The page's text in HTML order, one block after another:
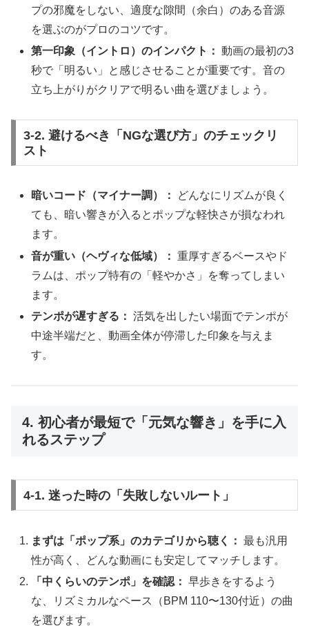
プの邪魔をしない、適度な隙間（余白）のある音源
を選ぶのがプロのコツです。
第一印象（イントロ）のインパクト： 動画の最初の3
秒で「明るい」と感じさせることが重要です。音の
立ち上がりがクリアで明るい曲を選びましょう。
3-2. 避けるべき「NGな選び方」のチェックリ
スト
暗いコード（マイナー調）：
どんなにリズムが良く
ても、暗い響きが入るとポップな軽快さが損なわれ
ます。
音が重い（ヘヴィな低域）： 重厚すぎるベースやド
ラムは、ポップ特有の「軽やかさ」を奪ってしまい
ます。
テンポが遅すぎる： 活気を出したい場面でテンポが
中途半端だと、動画全体が停滞した印象を与えま
す。
4. 初心者が最短で「元気な響き」を手に入
れるステップ
4-1. 迷った時の「失敗しないルート」
まずは「ポップ系」のカテゴリから聴く： 最も汎用
性が高く、どんな動画にも安定してマッチします。
「中くらいのテンポ」を確認： 早歩きをするよう
な、リズミカルなペース（BPM 110〜130付近）の曲
を選びます。